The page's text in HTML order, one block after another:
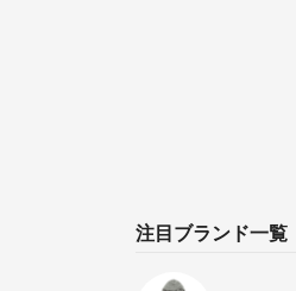
注目ブランド一覧